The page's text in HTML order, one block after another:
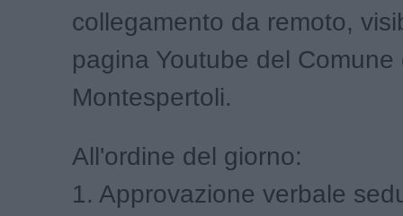
collegamento da remoto,
pagina Youtube del Comune
Montespertoli.
All'ordine del giorno:
1. Approvazione verbale